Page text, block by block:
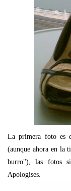
La primera foto es
(aunque ahora en la
burro"), las fotos
Apologises.